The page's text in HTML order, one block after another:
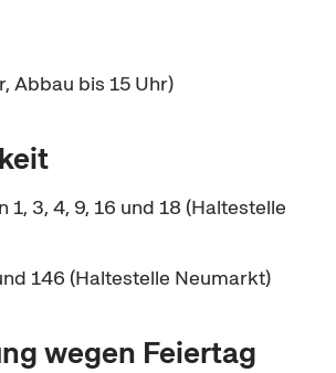
Abbau bis 15 Uhr)
3, 4, 9, 16 und 18 (Haltestelle
146 (Haltestelle Neumarkt)
wegen Feiertag